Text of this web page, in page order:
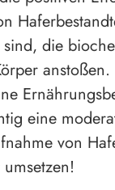
die
eine
von